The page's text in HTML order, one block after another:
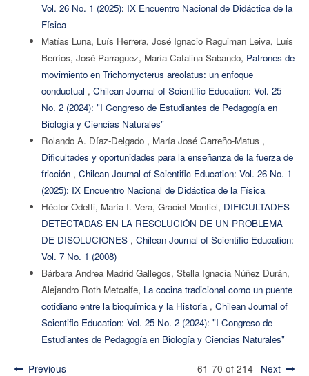
Vol. 26 No. 1 (2025): IX Encuentro Nacional de Didáctica de la
Física
Matías Luna, Luís Herrera, José Ignacio Raguiman Leiva, Luís
Berríos, José Parraguez, María Catalina Sabando, Patrones de
movimiento en Trichomycterus areolatus: un enfoque
conductual , Chilean Journal of Scientific Education: Vol. 25
No. 2 (2024): "I Congreso de Estudiantes de Pedagogía en
Biología y Ciencias Naturales"
Rolando A. Díaz-Delgado , María José Carreño-Matus ,
Dificultades y oportunidades para la enseñanza de la fuerza de
fricción , Chilean Journal of Scientific Education: Vol. 26 No. 1
(2025): IX Encuentro Nacional de Didáctica de la Física
Héctor Odetti, María I. Vera, Graciel Montiel, DIFICULTADES
DETECTADAS EN LA RESOLUCIÓN DE UN PROBLEMA
DE DISOLUCIONES , Chilean Journal of Scientific Education:
Vol. 7 No. 1 (2008)
Bárbara Andrea Madrid Gallegos, Stella Ignacia Núñez Durán,
Alejandro Roth Metcalfe, La cocina tradicional como un puente
cotidiano entre la bioquímica y la Historia , Chilean Journal of
Scientific Education: Vol. 25 No. 2 (2024): "I Congreso de
Estudiantes de Pedagogía en Biología y Ciencias Naturales"
Previous 61-70 of 214 Next